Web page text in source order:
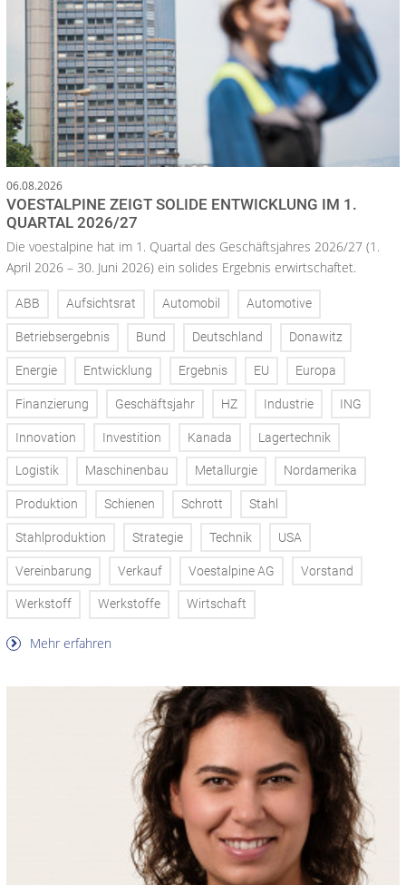
06.08.2026
VOESTALPINE ZEIGT SOLIDE ENTWICKLUNG IM 1.
QUARTAL 2026/27
Die voestalpine hat im 1. Quartal des Geschäftsjahres 2026/27 (1.
April 2026 – 30. Juni 2026) ein solides Ergebnis erwirtschaftet.
ABB Aufsichtsrat Automobil Automotive
Betriebsergebnis Bund Deutschland Donawitz
Energie Entwicklung Ergebnis EU Europa
Finanzierung Geschäftsjahr HZ Industrie ING
Innovation Investition Kanada Lagertechnik
Logistik Maschinenbau Metallurgie Nordamerika
Produktion Schienen Schrott Stahl
Stahlproduktion Strategie Technik USA
Vereinbarung Verkauf Voestalpine AG Vorstand
Werkstoff Werkstoffe Wirtschaft
Mehr erfahren